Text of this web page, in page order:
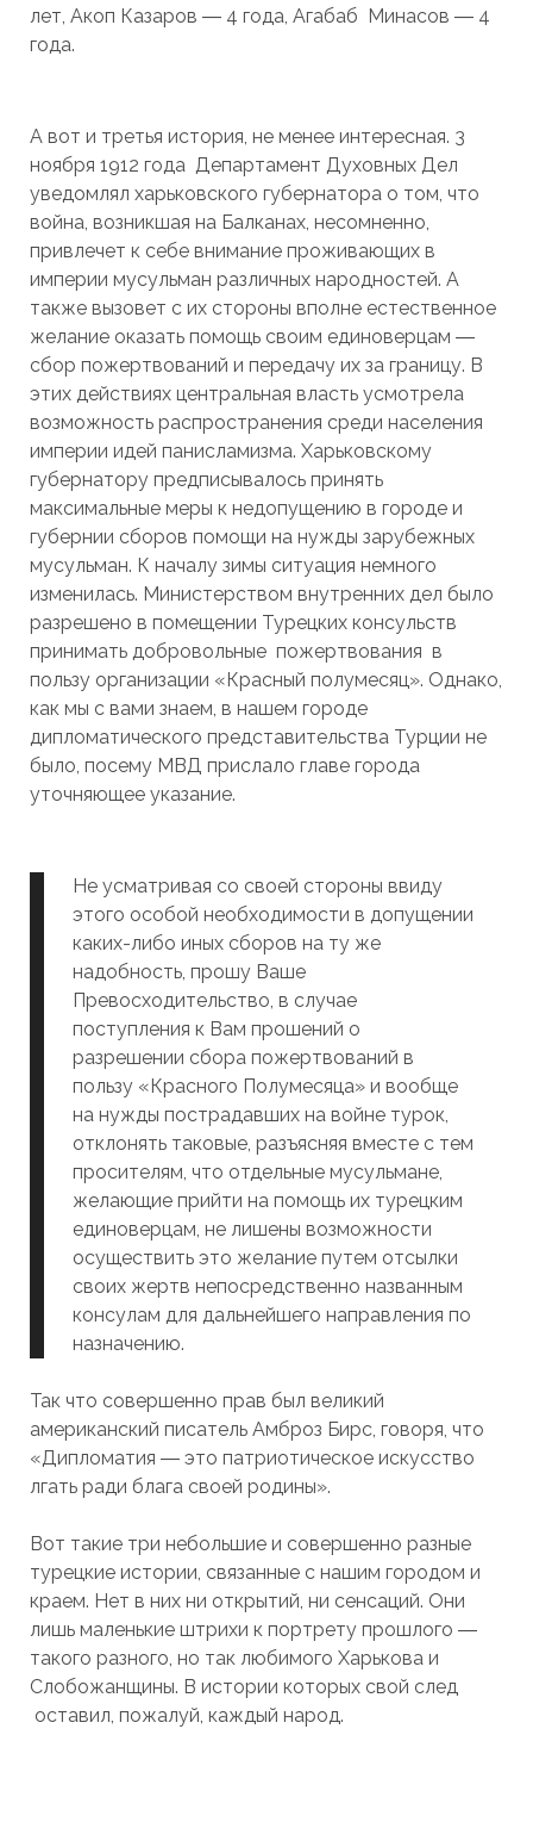
лет, Акоп Казаров ― 4 года, Агабаб Минасов ― 4
года.
А вот и третья история, не менее интересная. 3
ноября 1912 года Департамент Духовных Дел
уведомлял харьковского губернатора о том, что
война, возникшая на Балканах, несомненно,
привлечет к себе внимание проживающих в
империи мусульман различных народностей. А
также вызовет с их стороны вполне естественное
желание оказать помощь своим единоверцам ―
сбор пожертвований и передачу их за границу. В
этих действиях центральная власть усмотрела
возможность распространения среди населения
империи идей панисламизма. Харьковскому
губернатору предписывалось принять
максимальные меры к недопущению в городе и
губернии сборов помощи на нужды зарубежных
мусульман. К началу зимы ситуация немного
изменилась. Министерством внутренних дел было
разрешено в помещении Турецких консульств
принимать добровольные пожертвования в
пользу организации «Красный полумесяц». Однако,
как мы с вами знаем, в нашем городе
дипломатического представительства Турции не
было, посему МВД прислало главе города
уточняющее указание.
Не усматривая со своей стороны ввиду
этого особой необходимости в допущении
каких-либо иных сборов на ту же
надобность, прошу Ваше
Превосходительство, в случае
поступления к Вам прошений о
разрешении сбора пожертвований в
пользу «Красного Полумесяца» и вообще
на нужды пострадавших на войне турок,
отклонять таковые, разъясняя вместе с тем
просителям, что отдельные мусульмане,
желающие прийти на помощь их турецким
единоверцам, не лишены возможности
осуществить это желание путем отсылки
своих жертв непосредственно названным
консулам для дальнейшего направления по
назначению.
Так что совершенно прав был великий
американский писатель Амброз Бирс, говоря, что
«Дипломатия ― это патриотическое искусство
лгать ради блага своей родины».
Вот такие три небольшие и совершенно разные
турецкие истории, связанные с нашим городом и
краем. Нет в них ни открытий, ни сенсаций. Они
лишь маленькие штрихи к портрету прошлого ―
такого разного, но так любимого Харькова и
Слобожанщины. В истории которых свой след
оставил, пожалуй, каждый народ.